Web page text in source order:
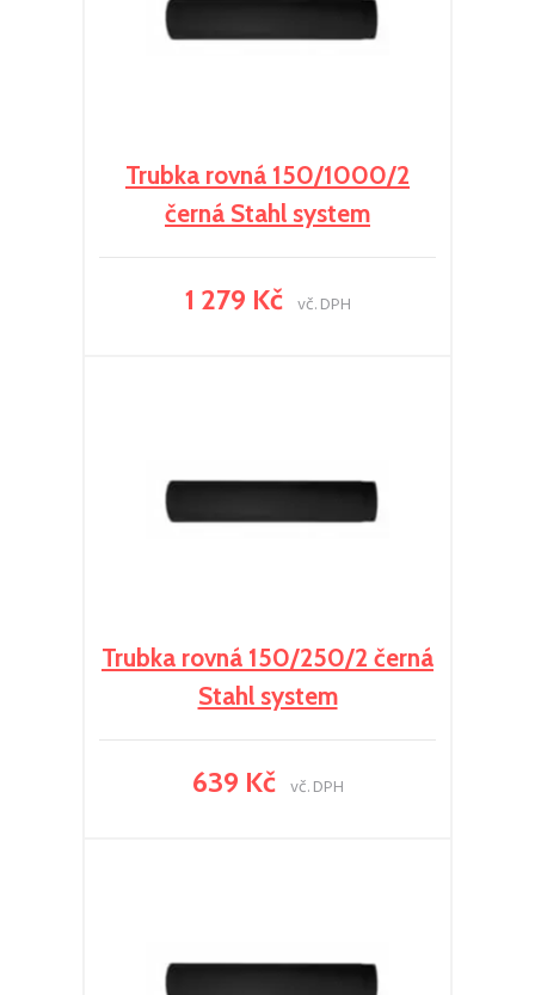
Trubka rovná 150/1000/2
černá Stahl system
1 279 Kč vč. DPH
Trubka rovná 150/250/2 černá
Stahl system
639 Kč vč. DPH